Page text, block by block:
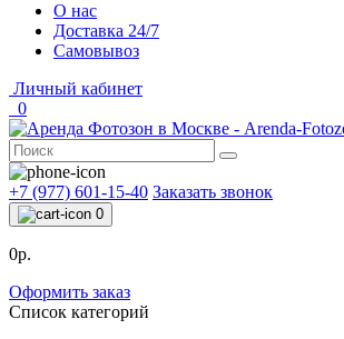
О нас
Доставка 24/7
Самовывоз
Личный кабинет
0
+7 (977) 601-15-40 Заказать звонок
0
0р.
Оформить заказ
Список категорий